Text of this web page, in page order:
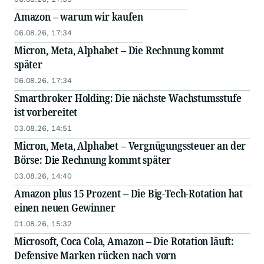
Amazon – warum wir kaufen
06.08.26, 17:34
Micron, Meta, Alphabet – Die Rechnung kommt
später
06.08.26, 17:34
Smartbroker Holding: Die nächste Wachstumsstufe
ist vorbereitet
03.08.26, 14:51
Micron, Meta, Alphabet – Vergnügungssteuer an der
Börse: Die Rechnung kommt später
03.08.26, 14:40
Amazon plus 15 Prozent – Die Big-Tech-Rotation hat
einen neuen Gewinner
01.08.26, 15:32
Microsoft, Coca Cola, Amazon – Die Rotation läuft:
Defensive Marken rücken nach vorn